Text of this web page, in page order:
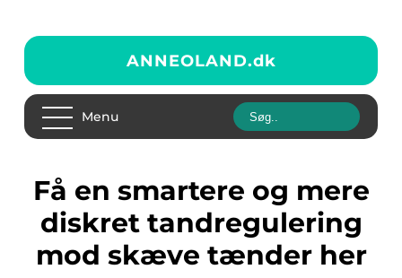
ANNEOLAND.dk
Menu
Få en smartere og mere
diskret tandregulering
mod skæve tænder her